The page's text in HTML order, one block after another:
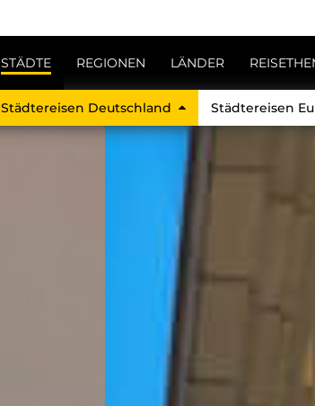
STÄDTE REGIONEN LÄNDER
Städtereisen Deutschland Städtereisen